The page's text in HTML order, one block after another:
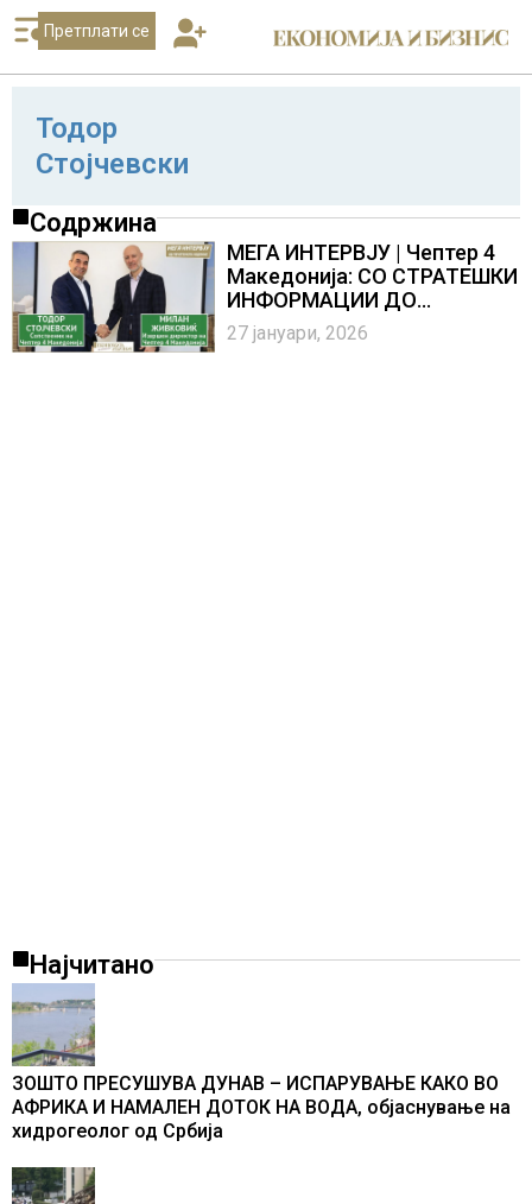
Претплати се
Тодор
Стојчевски
Содржина
МЕГА ИНТЕРВЈУ | Чептер 4
Македонија: СО СТРАТЕШКИ
ИНФОРМАЦИИ ДО
СУШТИНСКИ
ТРАНСФОРМАЦИИ
27 јануари, 2026
Најчитано
ЗОШТО ПРЕСУШУВА ДУНАВ – ИСПАРУВАЊЕ КАКО ВО
АФРИКА И НАМАЛЕН ДОТОК НА ВОДА, објаснување на
хидрогеолог од Србија